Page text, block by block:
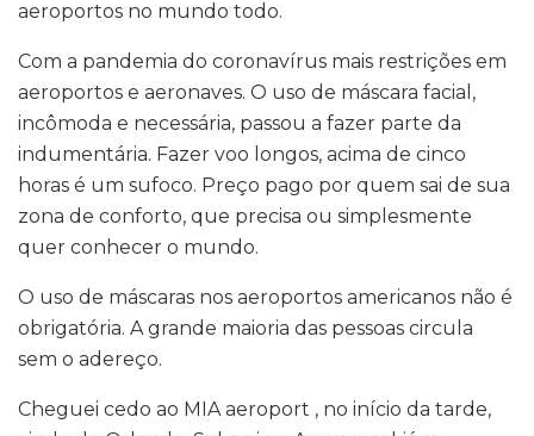
aeroportos no mundo todo.
Com a pandemia do coronavírus mais restrições em
aeroportos e aeronaves. O uso de máscara facial,
incômoda e necessária, passou a fazer parte da
indumentária. Fazer voo longos, acima de cinco
horas é um sufoco. Preço pago por quem sai de sua
zona de conforto, que precisa ou simplesmente
quer conhecer o mundo.
O uso de máscaras nos aeroportos americanos não é
obrigatória. A grande maioria das pessoas circula
sem o adereço.
Cheguei cedo ao MIA aeroport , no início da tarde,